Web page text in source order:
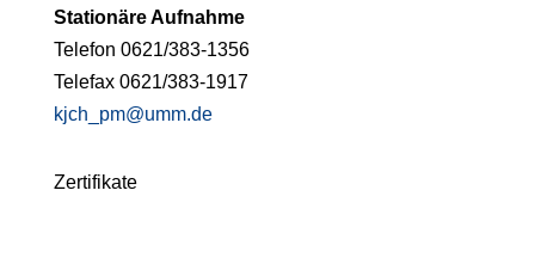
Stationäre Aufnahme
Telefon 0621/383-1356
Telefax 0621/383-1917
kjch_pm@umm.de
Zertifikate